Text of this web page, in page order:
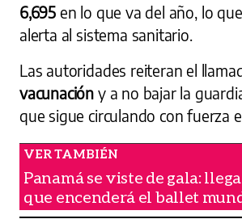
6,695 en lo que va del año, lo
alerta al sistema sanitario.
Las autoridades reiteran el
vacunación y a no bajar la
que sigue circulando con fuerza
Panamá se viste de gala:
que encenderá el ballet